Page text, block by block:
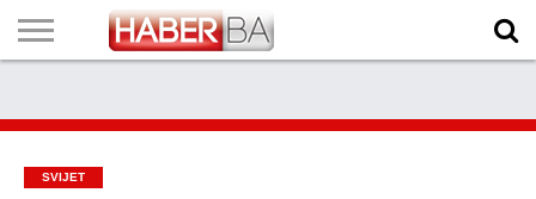
TECH
PROGRAM
PROGNOZA
PUTEVIMA
LISTA
NAMA
SVIJET